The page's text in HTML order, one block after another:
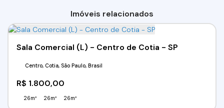
Imóveis relacionados
Sala Comercial (L) - Centro de Cotia - SP
R$ 1.800,00
Centro, Cotia, São Paulo, Brasil
26m² 26m² 26m²